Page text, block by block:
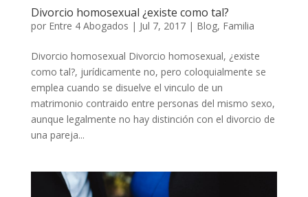
Divorcio homosexual ¿existe como tal?
por Entre 4 Abogados | Jul 7, 2017| Blog, Familia
Divorcio homosexual Divorcio homosexual, ¿existe
como tal?, jurídicamente no, pero coloquialmente se
emplea cuando se disuelve el vinculo de un
matrimonio contraido entre personas del mismo sexo,
aunque legalmente no hay distinción con el divorcio de
una pareja...